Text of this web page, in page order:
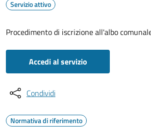
Servizio attivo
Procedimento di iscrizione all'albo
Accedi al servizio
Condividi
Normativa di riferimento